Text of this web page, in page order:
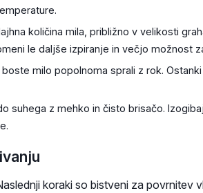
količina mila, približno v velikosti
le daljše izpiranje in večjo možnost
milo popolnoma sprali z rok.
suhega z mehko in čisto brisačo.
koraki so bistveni za povrnitev